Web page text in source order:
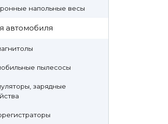
напольные весы
автомобиля
пылесосы
зарядные